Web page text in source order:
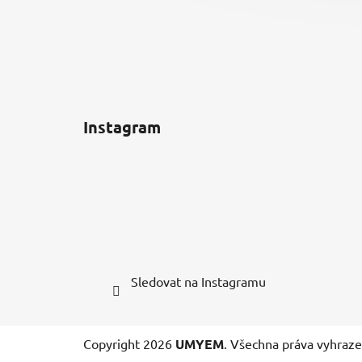
Instagram
Sledovat na Instagramu
Copyright 2026 UMYEM . Všechna práva